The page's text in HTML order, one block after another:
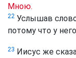
Мною.
22 Услышав
потому что у
23 Иисус же